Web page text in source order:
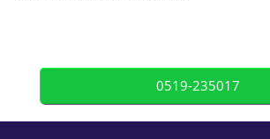
0519-235017